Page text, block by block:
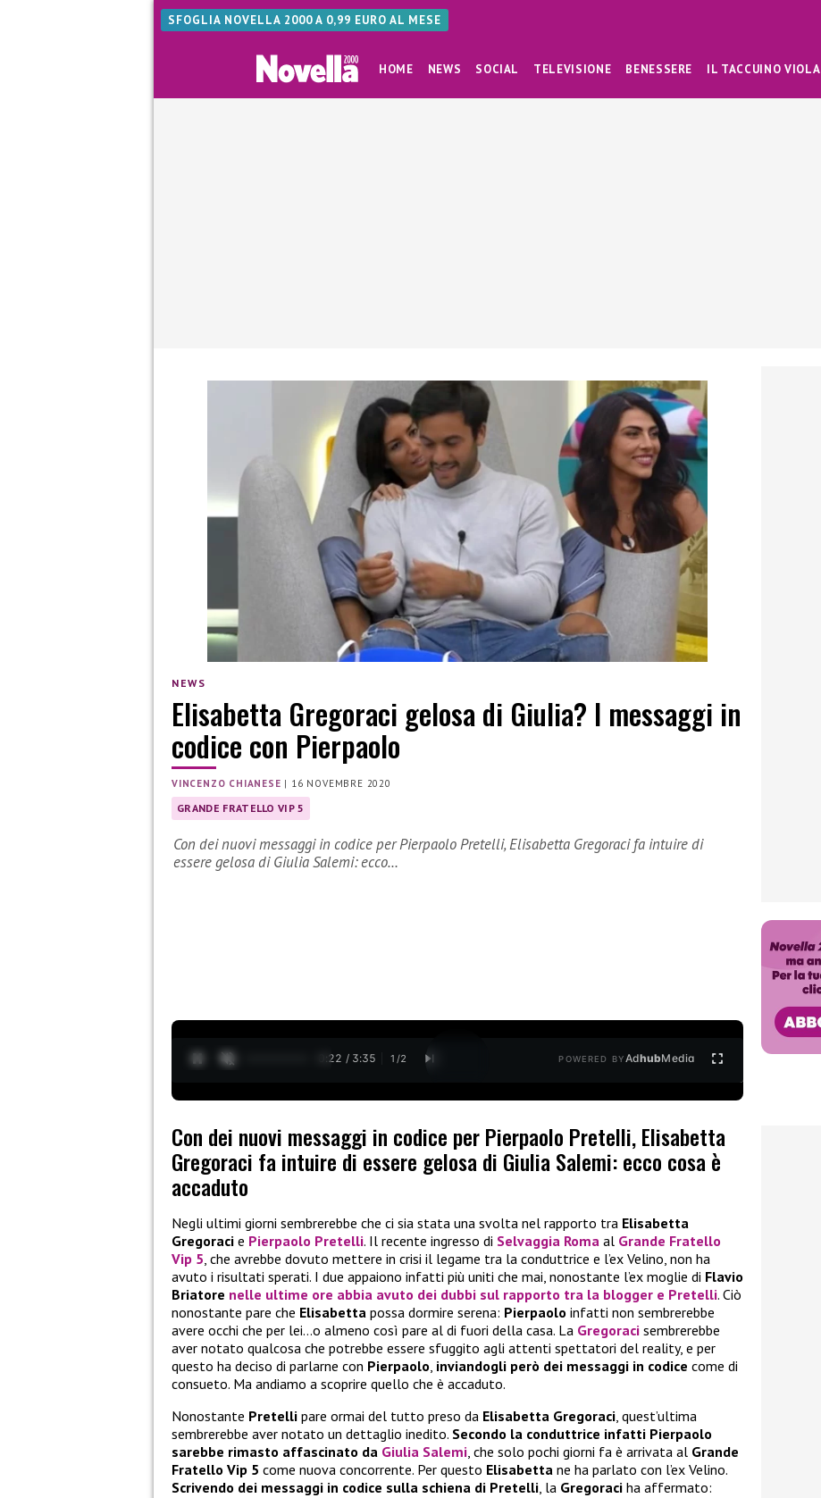
SFOGLIA NOVELLA 2000 A 0,99 EURO AL MESE
HOME NEWS SOCIAL TELEVISIONE BENESSERE IL TACCUINO VIOLA
NEWS
Elisabetta Gregoraci gelosa di Giulia? I messaggi in
codice con Pierpaolo
VINCENZO CHIANESE | 16 NOVEMBRE 2020
GRANDE FRATELLO VIP 5
Con dei nuovi messaggi in codice per Pierpaolo Pretelli, Elisabetta Gregoraci fa intuire di
essere gelosa di Giulia Salemi: ecco…
0:23 / 3:35 1 /2 POWERED BYAdhubMedia
Con dei nuovi messaggi in codice per Pierpaolo Pretelli, Elisabetta
Gregoraci fa intuire di essere gelosa di Giulia Salemi: ecco cosa è
accaduto
Negli ultimi giorni sembrerebbe che ci sia stata una svolta nel rapporto tra Elisabetta
Gregoraci e Pierpaolo Pretelli. Il recente ingresso di Selvaggia Roma al Grande Fratello
Vip 5, che avrebbe dovuto mettere in crisi il legame tra la conduttrice e l’ex Velino, non ha
avuto i risultati sperati. I due appaiono infatti più uniti che mai, nonostante l’ex moglie di Flavio
Briatore nelle ultime ore abbia avuto dei dubbi sul rapporto tra la blogger e Pretelli. Ciò
nonostante pare che Elisabetta possa dormire serena: Pierpaolo infatti non sembrerebbe
avere occhi che per lei…o almeno così pare al di fuori della casa. La Gregoraci sembrerebbe
aver notato qualcosa che potrebbe essere sfuggito agli attenti spettatori del reality, e per
questo ha deciso di parlarne con Pierpaolo, inviandogli però dei messaggi in codice come di
consueto. Ma andiamo a scoprire quello che è accaduto.
Nonostante Pretelli pare ormai del tutto preso da Elisabetta Gregoraci, quest’ultima
sembrerebbe aver notato un dettaglio inedito. Secondo la conduttrice infatti Pierpaolo
sarebbe rimasto affascinato da Giulia Salemi, che solo pochi giorni fa è arrivata al Grande
Fratello Vip 5 come nuova concorrente. Per questo Elisabetta ne ha parlato con l’ex Velino.
Scrivendo dei messaggi in codice sulla schiena di Pretelli, la Gregoraci ha affermato: